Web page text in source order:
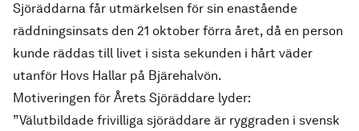
Sjöräddarna får utmärkelsen för sin enastående
räddningsinsats den 21 oktober förra året, då en person
kunde räddas till livet i sista sekunden i hårt väder
utanför Hovs Hallar på Bjärehalvön.
Motiveringen för Årets Sjöräddare lyder:
”Välutbildade frivilliga sjöräddare är ryggraden i svensk